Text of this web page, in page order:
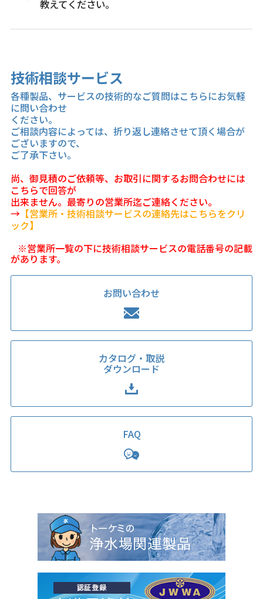
教えてください。
技術相談サービス
各種製品、サービスの技術的なご質問はこちらにお気軽
に問い合わせ
ください。
ご相談内容によっては、折り返し連絡させて頂く場合が
ございますので、
ご了承下さい。
尚、御見積のご依頼等、お取引に関するお問合わせには
こちらで回答が
出来ません。最寄りの営業所迄ご連絡ください。
→【営業所・技術相談サービスの連絡先はこちらをクリ
ック】
※営業所一覧の下に技術相談サービスの電話番号の記載
があります。
お問い合わせ
カタログ・取説
ダウンロード
FAQ